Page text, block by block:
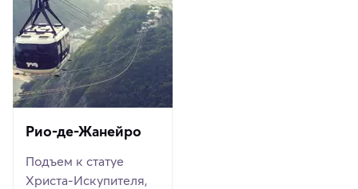
Рио-де-Жанейро
Подъем к статуе
Христа-Искупителя,